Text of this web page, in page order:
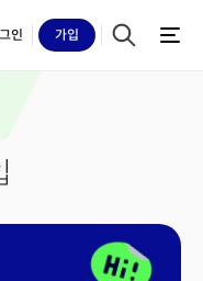
인 가입